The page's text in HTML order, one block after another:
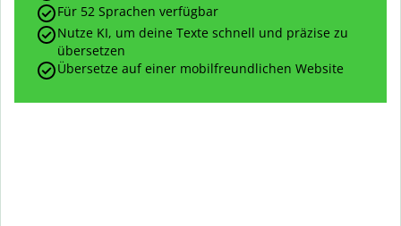
Für 52 Sprachen verfügbar
Nutze KI, um deine Texte schnell und präzise zu
übersetzen
Übersetze auf einer mobilfreundlichen Website